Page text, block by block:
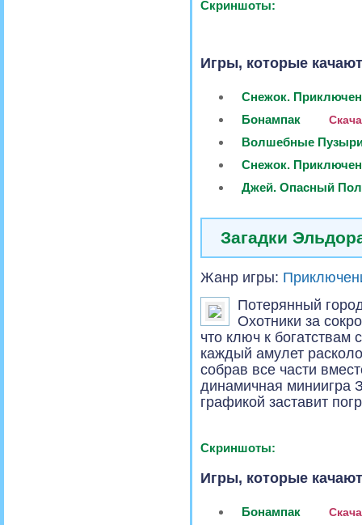
Скриншоты:
Игры, которые
Снежок.
Бонампак
Волшебные
Снежок.
Джей. Опасный
Загадки
Жанр игры:
Потерянный
Охотники за
что ключ к богатствам
каждый амулет
собрав все части
динамичная миниигра
графикой заставит
Скриншоты:
Игры, которые
Бонампак